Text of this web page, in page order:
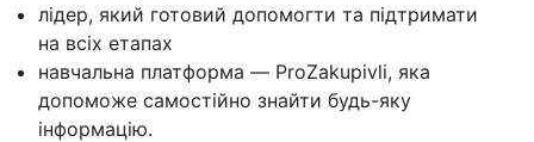
лідер, який готовий допомогти та підтримати
на всіх етапах
навчальна платформа — ProZakupivli, яка
допоможе самостійно знайти будь-яку
інформацію.